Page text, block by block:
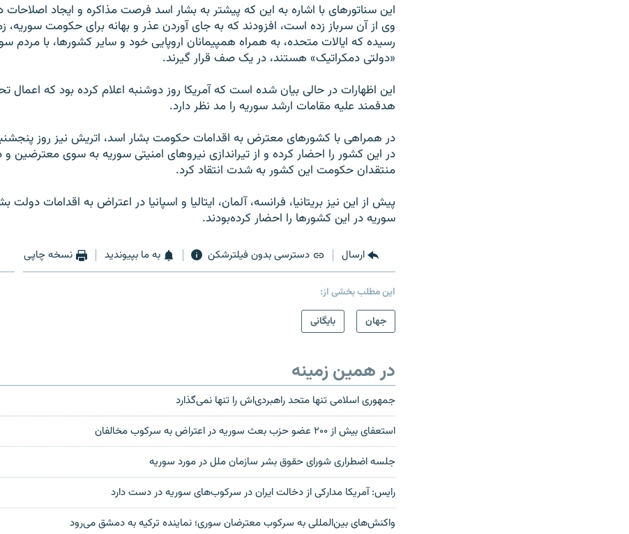
این سناتورهای با اشاره به این‌ که پیشتر به بشار اسد فرصت مذاکره و ایجاد اصلاحات
وی از آن سرباز زده است، افزودند که به جای آوردن عذر و بهانه برای حکومت سوریه،
رسیده که ایالات متحده، به همراه همپیمانان اروپایی خود و سایر کشورها، با مردم
«دولتی دمکراتیک» هستند، در یک صف قرار گیرند.
این اظهارات در حالی بیان شده است که آمریکا روز دوشنبه اعلام کرده بود که اعمال
هدفمند علیه مقامات ارشد سوریه را مد نظر دارد.
در همراهی با کشورهای معترض به اقدامات حکومت بشار اسد، اتریش نیز روز
در این کشور را احضار کرده و از تیراندازی نیروهای امنیتی سوریه به سوی معترضین
منتقدان حکومت این کشور به شدت انتقاد کرد.
پیش از این نیز بریتانیا، فرانسه، آلمان، ایتالیا و اسپانیا در اعتراض به اقدامات دولت
سوریه در این کشورها را احضار کرده‌بودند.
ارسال دسترسی بدون فیلترشکن به ما بپیوندید نسخه چاپی
این مطلب بخشی از:
جهان
بایگانی
در همین زمینه
جمهوری اسلامی تنها متحد راهبردی‌اش را تنها نمی‌گذارد
استعفای بیش از ۲۰۰ عضو حزب بعث سوریه در اعتراض به سرکوب مخالفان
جلسه اضطراری شورای حقوق بشر سازمان ملل در مورد سوريه
رایس: آمريکا مدارکی از دخالت ايران در سرکوب‌های سوريه در دست دارد
واکنش‌های بین‌المللی به سرکوب معترضان سوری؛ نماینده ترکیه به دمشق می‌رود